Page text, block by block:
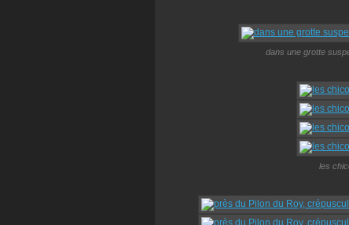
dans une grotte
les